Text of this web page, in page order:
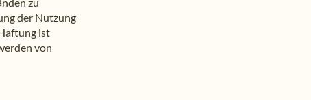
der Nutzung
ist
von